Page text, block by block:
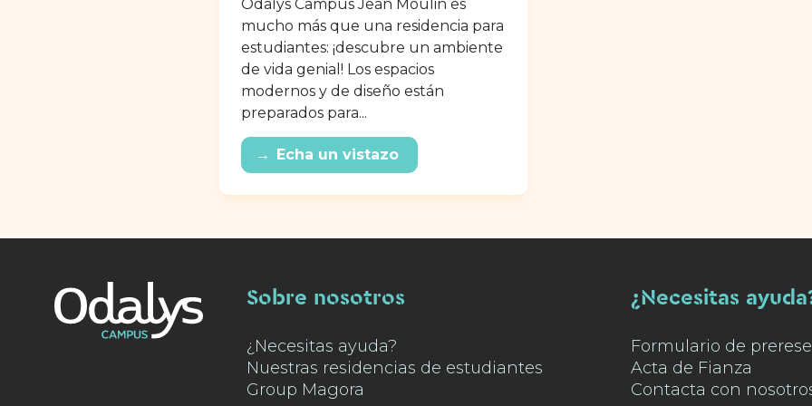
Odalys Campus Jean Moulin es
mucho más que una residencia para
estudiantes: ¡descubre un ambiente
de vida genial! Los espacios
modernos y de diseño están
preparados para...
→ Echa un vistazo
Sobre nosotros
¿Necesitas ayuda?
Nuestras residencias de estudiantes
Group Magora
¿Necesitas
Formulario de
Acta de Fianza
Contacta con